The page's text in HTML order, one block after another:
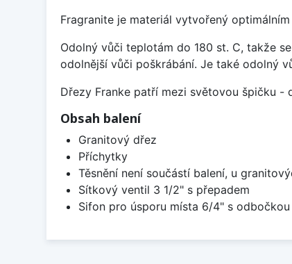
Fragranite je materiál vytvořený
Odolný vůči teplotám do 180 st. C, takže
odolnější vůči poškrábání. Je také odolný
Dřezy Franke patří mezi světovou špičku -
Obsah balení
Granitový dřez
Příchytky
Těsnění není součástí balení, u
Sítkový ventil 3 1/2" s přepadem
Sifon pro úsporu místa 6/4" s odbočkou